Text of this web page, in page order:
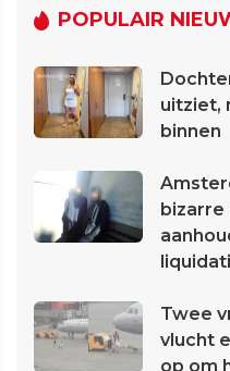
POPULAIR
uitziet,
binnen
bizarre
Twee
vlucht
op om